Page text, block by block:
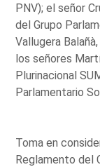
PNV); el señor
del Grupo
Vallugera
los señores
Plurinacional
Parlamentario
Toma en
Reglamento del